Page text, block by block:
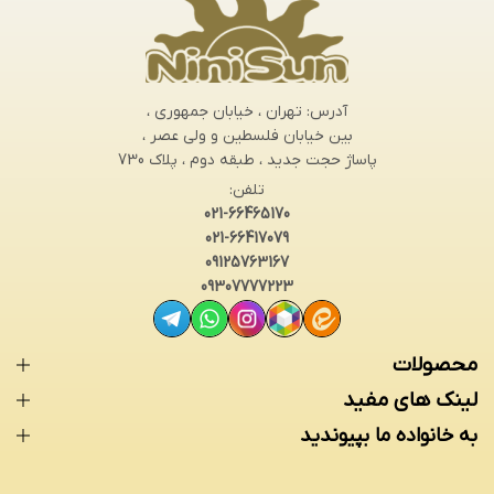
آدرس: تهران ، خیابان جمهوری ،
بین خیابان فلسطین و ولی عصر ،
پاساژ حجت جدید ، طبقه دوم ، پلاک 730
تلفن:
021-66465170
021-66417079
09125763167
09307777223
محصولات
لینک های مفید
به خانواده ما بپیوندید